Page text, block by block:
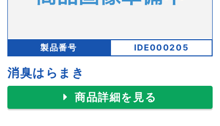
製品番号 IDE000205
消臭はらまき
商品詳細を見る